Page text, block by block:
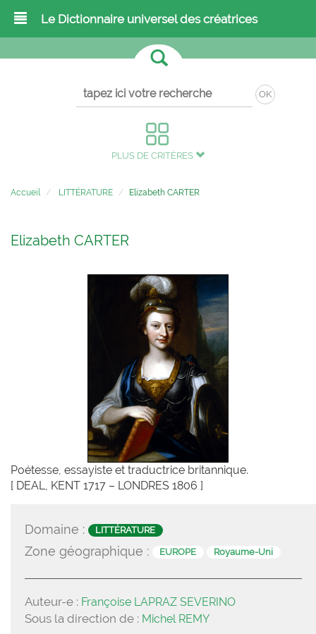
Le Dictionnaire universel des créatrices
OK
PLUS DE CRITÈRES
Accueil LITTÉRATURE Elizabeth CARTER
Elizabeth CARTER
Poétesse, essayiste et traductrice britannique.
[ DEAL, KENT 1717 – LONDRES 1806 ]
Domaine : LITTÉRATURE
Zone géographique : EUROPE Royaume-Uni
Auteur-e : Françoise LAPRAZ SEVERINO
Sous la direction de : Michel REMY